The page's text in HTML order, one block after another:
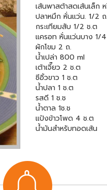
เส้นพาสต้าสดเส้นเล็ก
ปลาหมึก หั่นแว่น. 1/2 ถ.
กระเทียมสับ 1/2 ช.ต
แครอท หั่นแว่นบาง 1/
ผักโขม 2 ถ.
น้ำเปล่า 800 ml
เต้าเจี๊ยว 2 ช.ต
ซีอิ้วขาว 1 ช.ต
น้ำปลา 1 ช.ต
รสดี 1 ช.ช
น้ำตาล 1ช.ช
แป้งข้าวโพด 4 ช.ต
น้ำมันสำหรับทอดเส้น